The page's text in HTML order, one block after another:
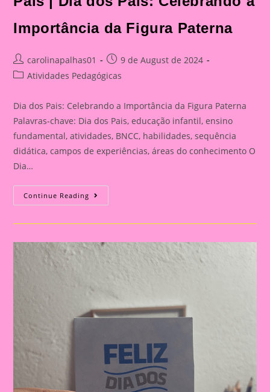
Celebrando
Importância
Da
Importância da Figura Paterna
Post
author:
carolinapalhas01
Post
published:
9 de August de 2024
PostAtividades Pedagógicas
Dia dos Pais: Celebrando a Importância da Figura Paterna
Palavras-chave: Dia dos Pais, educação infantil, ensino
fundamental, atividades, BNCC, habilidades, sequência
didática, campos de experiências, áreas do conhecimento O
Dia…
Continue Reading Cartão
Lembrança
O
Pais
Dia
Pais:
Celebrando
Importância
Da
Figura